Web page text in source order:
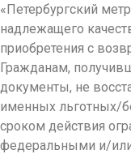
«Петербургский
надлежащего
приобретения с
Гражданам,
документы, не
именных льготных/
сроком действия
федеральными и/